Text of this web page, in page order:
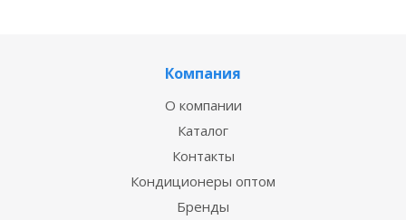
Компания
О компании
Каталог
Контакты
Кондиционеры оптом
Бренды